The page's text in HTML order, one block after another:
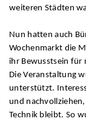
weiteren Städten
Nun hatten auch
Wochenmarkt die
ihr Bewusstsein für
Die Veranstaltung
unterstützt.
und
Technik bleibt. So